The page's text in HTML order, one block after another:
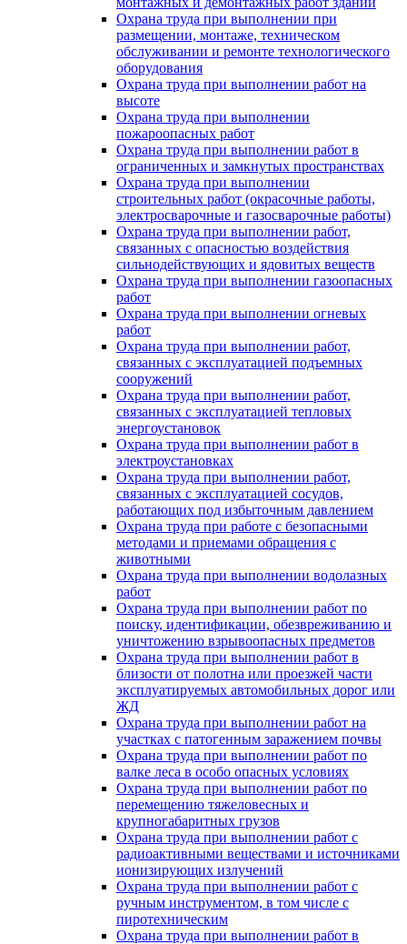
Охрана труда при выполнении при
размещении, монтаже, техническом
обслуживании и ремонте технологического
оборудования
Охрана труда при выполнении работ на
высоте
Охрана труда при выполнении
пожароопасных работ
Охрана труда при выполнении работ в
ограниченных и замкнутых пространствах
Охрана труда при выполнении
строительных работ (окрасочные работы,
электросварочные и газосварочные работы)
Охрана труда при выполнении работ,
связанных с опасностью воздействия
сильнодействующих и ядовитых веществ
Охрана труда при выполнении газоопасных
работ
Охрана труда при выполнении огневых
работ
Охрана труда при выполнении работ,
связанных с эксплуатацией подъемных
сооружений
Охрана труда при выполнении работ,
связанных с эксплуатацией тепловых
энергоустановок
Охрана труда при выполнении работ в
электроустановках
Охрана труда при выполнении работ,
связанных с эксплуатацией сосудов,
работающих под избыточным давлением
Охрана труда при работе с безопасными
методами и приемами обращения с
животными
Охрана труда при выполнении водолазных
работ
Охрана труда при выполнении работ по
поиску, идентификации, обезвреживанию и
уничтожению взрывоопасных предметов
Охрана труда при выполнении работ в
близости от полотна или проезжей части
эксплуатируемых автомобильных дорог или
ЖД
Охрана труда при выполнении работ на
участках с патогенным заражением почвы
Охрана труда при выполнении работ по
валке леса в особо опасных условиях
Охрана труда при выполнении работ по
перемещению тяжеловесных и
крупногабаритных грузов
Охрана труда при выполнении работ с
радиоактивными веществами и источниками
ионизирующих излучений
Охрана труда при выполнении работ с
ручным инструментом, в том числе с
пиротехническим
Охрана труда при выполнении работ в